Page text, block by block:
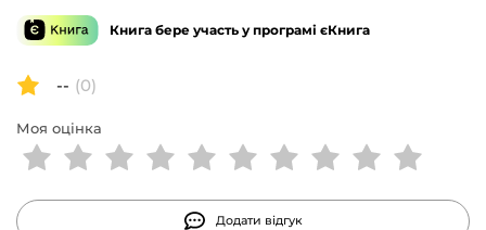
Книга бере участь у програмі єКнига
-- (0)
Моя оцінка
Додати відгук